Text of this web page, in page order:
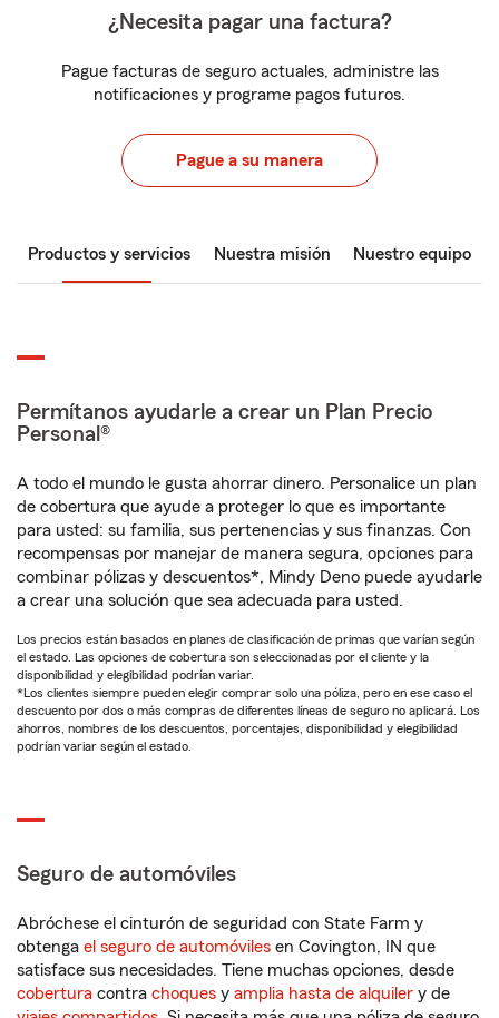
¿Necesita pagar una factura?
Pague facturas de seguro actuales, administre las
notificaciones y programe pagos futuros.
Pague a su manera
Productos y servicios Nuestra misión Nuestro equipo
Permítanos ayudarle a crear un Plan Precio
Personal®
A todo el mundo le gusta ahorrar dinero. Personalice un plan
de cobertura que ayude a proteger lo que es importante
para usted: su familia, sus pertenencias y sus finanzas. Con
recompensas por manejar de manera segura, opciones para
combinar pólizas y descuentos*, Mindy Deno puede ayudarle
a crear una solución que sea adecuada para usted.
Los precios están basados en planes de clasificación de primas que varían según
el estado. Las opciones de cobertura son seleccionadas por el cliente y la
disponibilidad y elegibilidad podrían variar.
*Los clientes siempre pueden elegir comprar solo una póliza, pero en ese caso el
descuento por dos o más compras de diferentes líneas de seguro no aplicará. Los
ahorros, nombres de los descuentos, porcentajes, disponibilidad y elegibilidad
podrían variar según el estado.
Seguro de automóviles
Abróchese el cinturón de seguridad con State Farm y
obtenga el seguro de automóviles en Covington, IN que
satisface sus necesidades. Tiene muchas opciones, desde
cobertura contra choques y amplia hasta de alquiler y de